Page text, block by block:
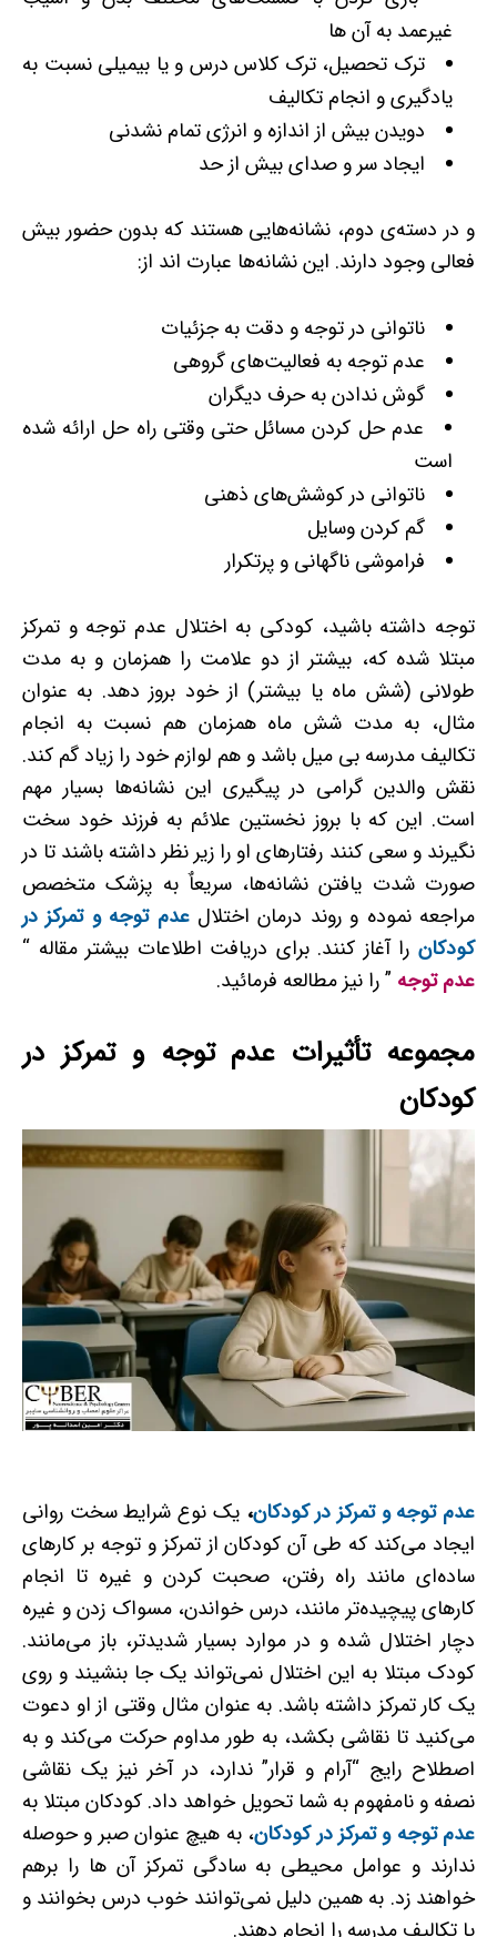
غیرعمد به آن ها
ترک تحصیل، ترک کلاس درس و یا بی­میلی نسبت به
یادگیری و انجام تکالیف
دویدن بیش از اندازه و انرژی تمام­ نشدنی
ایجاد سر و صدای بیش از حد
و در دسته‌ی دوم، نشانه‌هایی هستند که بدون حضور بیش
­فعالی وجود دارند. این نشانه‌ها عبارت اند از:
ناتوانی در توجه و دقت به جزئیات
عدم توجه به فعالیت‌های گروهی
گوش ندادن به حرف دیگران
عدم حل کردن مسائل حتی وقتی راه حل ارائه شده
است
ناتوانی در کوشش‌های ذهنی
گم کردن وسایل
فراموشی ناگهانی و پرتکرار
توجه داشته باشید، کودکی به اختلال عدم توجه و تمرکز
مبتلا شده که، بیشتر از دو علامت را همزمان و به مدت
طولانی (شش ماه یا بیشتر) از خود بروز دهد. به عنوان
مثال، به مدت شش ماه همزمان هم نسبت به انجام
تکالیف مدرسه بی ­میل باشد و هم لوازم خود را زیاد گم کند.
نقش والدین گرامی در پیگیری این نشانه‌ها بسیار مهم
است. این که با بروز نخستین علائم به فرزند خود سخت
نگیرند و سعی کنند رفتارهای او را زیر نظر داشته باشند تا در
صورت شدت یافتن نشانه‌ها، سریعاٌ به پزشک متخصص
مراجعه نموده و روند درمان اختلال عدم توجه و تمرکز در
کودکان را آغاز کنند. برای دریافت اطلاعات بیشتر مقاله “
عدم توجه ” را نیز مطالعه فرمائید.
مجموعه تأثیرات عدم توجه و تمرکز در
کودکان
عدم توجه و تمرکز در کودکان،یک نوع شرایط سخت روانی
ایجاد می‌کند که طی آن کودکان از تمرکز و توجه بر کارهای
ساده‌ای مانند راه رفتن، صحبت کردن و غیره تا انجام
کارهای پیچیده‌تر مانند، درس خواندن، مسواک زدن و غیره
دچار اختلال شده و در موارد بسیار شدیدتر، باز می‌مانند.
کودک مبتلا به این اختلال نمی‌تواند یک جا بنشیند و روی
یک کار تمرکز داشته باشد. به ­عنوان مثال وقتی از او دعوت
می‌کنید تا نقاشی بکشد، به­ طور مداوم حرکت می‌کند و به
اصطلاح رایج “آرام و قرار” ندارد، در آخر نیز یک نقاشی
نصفه و نامفهوم به شما تحویل خواهد داد. کودکان مبتلا به
عدم توجه و تمرکز در کودکان، به هیچ عنوان صبر و حوصله
ندارند و عوامل محیطی به سادگی تمرکز آن ها را برهم
خواهند زد. به همین دلیل نمی‌توانند خوب درس بخوانند و
یا تکالیف مدرسه را انجام دهند.